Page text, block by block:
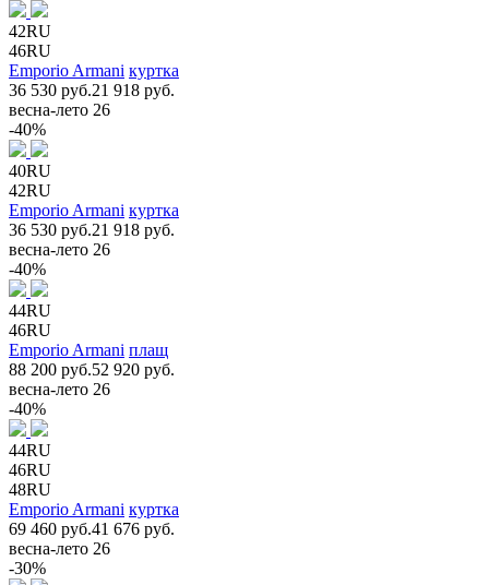
42RU
46RU
Emporio Armani куртка
36 530 руб.21 918 руб.
весна-лето 26
-40%
40RU
42RU
Emporio Armani куртка
36 530 руб.21 918 руб.
весна-лето 26
-40%
44RU
46RU
Emporio Armani плащ
88 200 руб.52 920 руб.
весна-лето 26
-40%
44RU
46RU
48RU
Emporio Armani куртка
69 460 руб.41 676 руб.
весна-лето 26
-30%